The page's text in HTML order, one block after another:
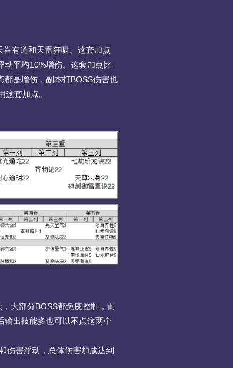
有道和天雷狂啸。这套加点
动平均10%增伤。这套加点比
都是增伤，副本打BOSS伤害也
套加点。
大部分BOSS都免疫控制，而
输出技能多也可以不点这两个
伤害浮动，总体伤害加成达到